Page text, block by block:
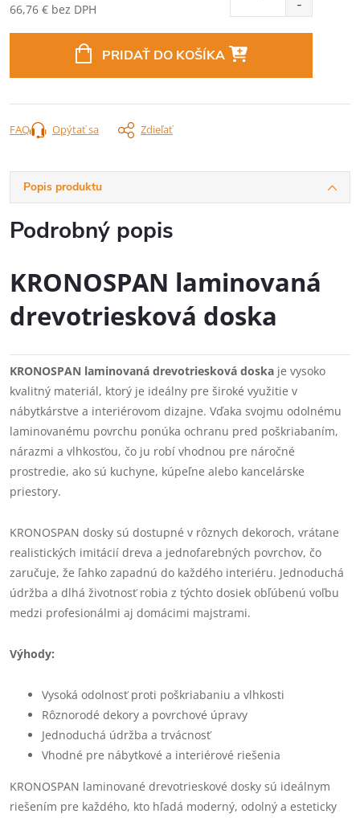
66,76 € bez DPH
PRIDAŤ DO KOŠÍKA
Opýtať sa Zdieľať
FAQ
Popis produktu
Podrobný popis
KRONOSPAN laminovaná
drevotriesková doska
KRONOSPAN laminovaná drevotriesková doska je vysoko
kvalitný materiál, ktorý je ideálny pre široké využitie v
nábytkárstve a interiérovom dizajne. Vďaka svojmu odolnému
laminovanému povrchu ponúka ochranu pred poškriabaním,
nárazmi a vlhkosťou, čo ju robí vhodnou pre náročné
prostredie, ako sú kuchyne, kúpeľne alebo kancelárske
priestory.
KRONOSPAN dosky sú dostupné v rôznych dekoroch, vrátane
realistických imitácií dreva a jednofarebných povrchov, čo
zaručuje, že ľahko zapadnú do každého interiéru. Jednoduchá
údržba a dlhá životnosť robia z týchto dosiek obľúbenú voľbu
medzi profesionálmi aj domácimi majstrami.
Výhody:
Vysoká odolnosť proti poškriabaniu a vlhkosti
Rôznorodé dekory a povrchové úpravy
Jednoduchá údržba a trvácnosť
Vhodné pre nábytkové a interiérové riešenia
KRONOSPAN laminované drevotrieskové dosky sú ideálnym
riešením pre každého, kto hľadá moderný, odolný a esteticky